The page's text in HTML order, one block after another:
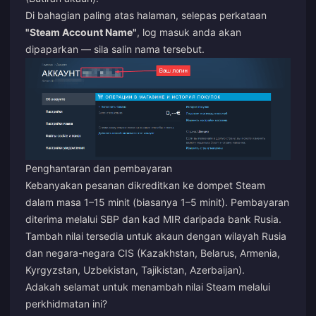
Di bahagian paling atas halaman, selepas perkataan
"Steam Account Name", log masuk anda akan
dipaparkan — sila salin nama tersebut.
Penghantaran dan pembayaran
Kebanyakan pesanan dikreditkan ke dompet Steam
dalam masa 1–15 minit (biasanya 1–5 minit). Pembayaran
diterima melalui SBP dan kad MIR daripada bank Rusia.
Tambah nilai tersedia untuk akaun dengan wilayah Rusia
dan negara-negara CIS (Kazakhstan, Belarus, Armenia,
Kyrgyzstan, Uzbekistan, Tajikistan, Azerbaijan).
Adakah selamat untuk menambah nilai Steam melalui
perkhidmatan ini?